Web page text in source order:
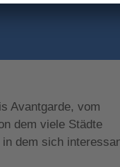
Avantgarde, vom
dem viele Städte
dem sich